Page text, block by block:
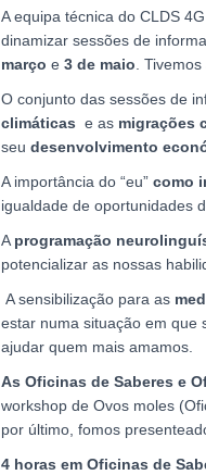
A equipa técnica do CLDS
dinamizar sessões de
março e 3 de maio .
O conjunto das sessões de
climáticas e asmigrações
seu desenvolvimento
A importância do “eu”como
igualdade de oportunidades
A programação
potencializar as nossas
A sensibilização para as
estar numa situação em que
ajudar quem mais amamos.
As Oficinas de Saberes e
workshop de Ovos moles
por último, fomos
4 horas em Oficinas de